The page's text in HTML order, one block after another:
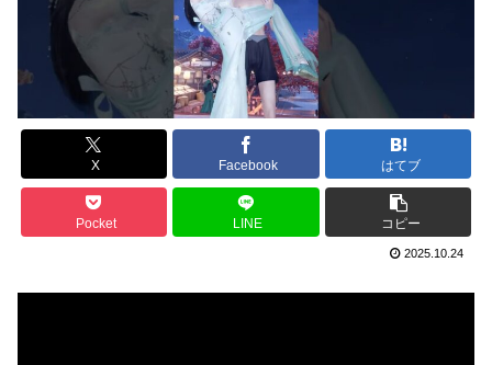
X Facebook はてブ
Pocket LINE コピー
2025.10.24